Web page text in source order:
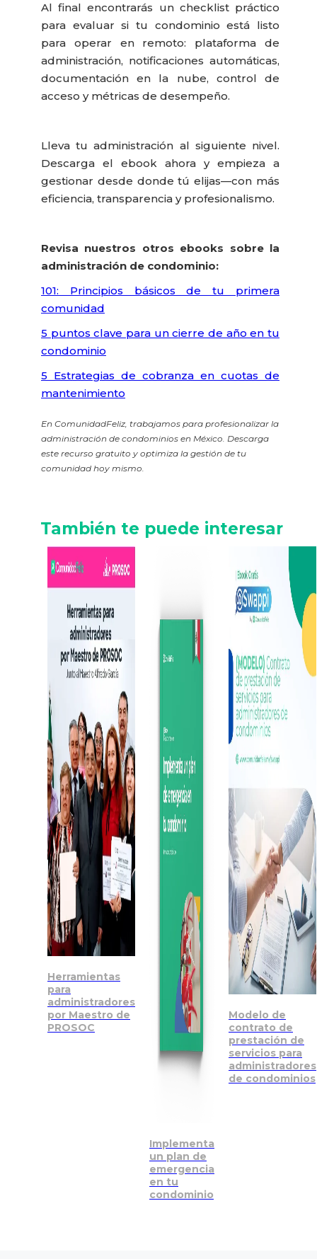
Al final encontrarás un checklist práctico
para evaluar si tu condominio está listo
para operar en remoto: plataforma de
administración, notificaciones automáticas,
documentación en la nube, control de
acceso y métricas de desempeño.
Lleva tu administración al siguiente nivel.
Descarga el ebook ahora y empieza a
gestionar desde donde tú elijas—con más
eficiencia, transparencia y profesionalismo.
Revisa nuestros otros ebooks sobre la
administración de condominio:
101: Principios básicos de tu primera
comunidad
5 puntos clave para un cierre de año en tu
condominio
5 Estrategias de cobranza en cuotas de
mantenimiento
En ComunidadFeliz, trabajamos para profesionalizar la
administración de condominios en México. Descarga
este recurso gratuito y optimiza la gestión de tu
comunidad hoy mismo.
También te puede interesar
Herramientas
para
administradores
por Maestro de
PROSOC
Implementa
un plan de
emergencia
en tu
condominio
Modelo de
contrato de
prestación de
servicios para
administradores
de condominios